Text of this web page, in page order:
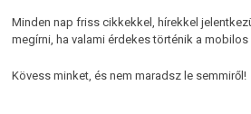
Minden nap friss cikkekkel, hírekkel
megírni, ha valami érdekes történik a mobilos
Kövess minket, és nem maradsz le semmiről!